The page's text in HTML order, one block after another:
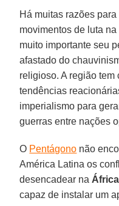
Há muitas razões
movimentos de luta na
muito importante seu
afastado do
religioso. A região
tendências
imperialismo para
guerras entre nações
O Pentágono não
América Latina os
desencadear na África
capaz de instalar um